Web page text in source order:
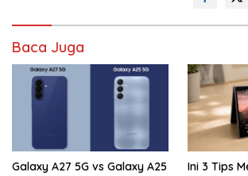
Baca Juga
Galaxy A27 5G vs Galaxy A25
Ini 3 Tips